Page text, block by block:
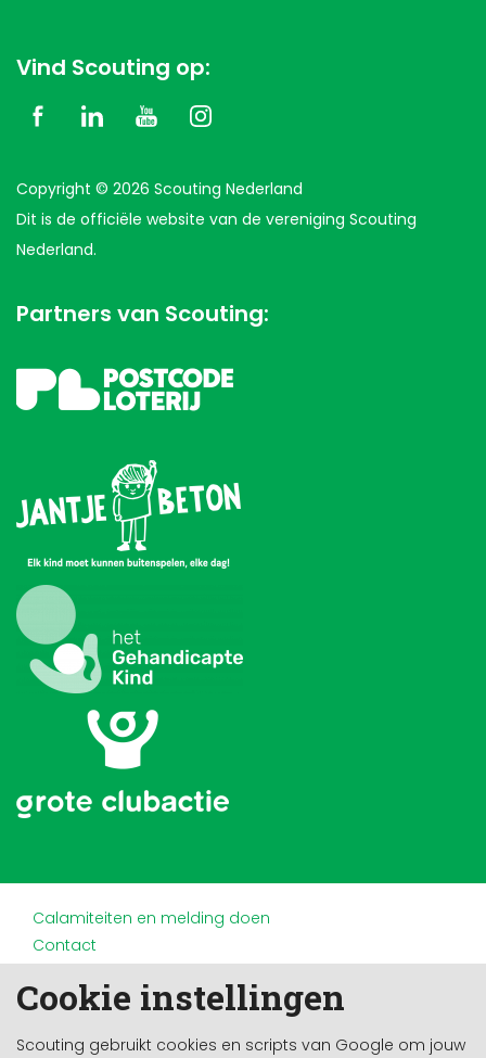
Cookie instellingen
Scouting gebruikt cookies en scripts van Google om jouw
Vind Scouting op:
Copyright © 2026 Scouting Nederland
Dit is de officiële website van de vereniging Scouting
Nederland.
Partners van Scouting:
Calamiteiten en melding doen
Contact
Doneren en nalaten